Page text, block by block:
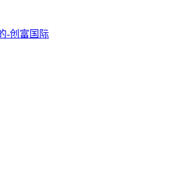
-创富国际